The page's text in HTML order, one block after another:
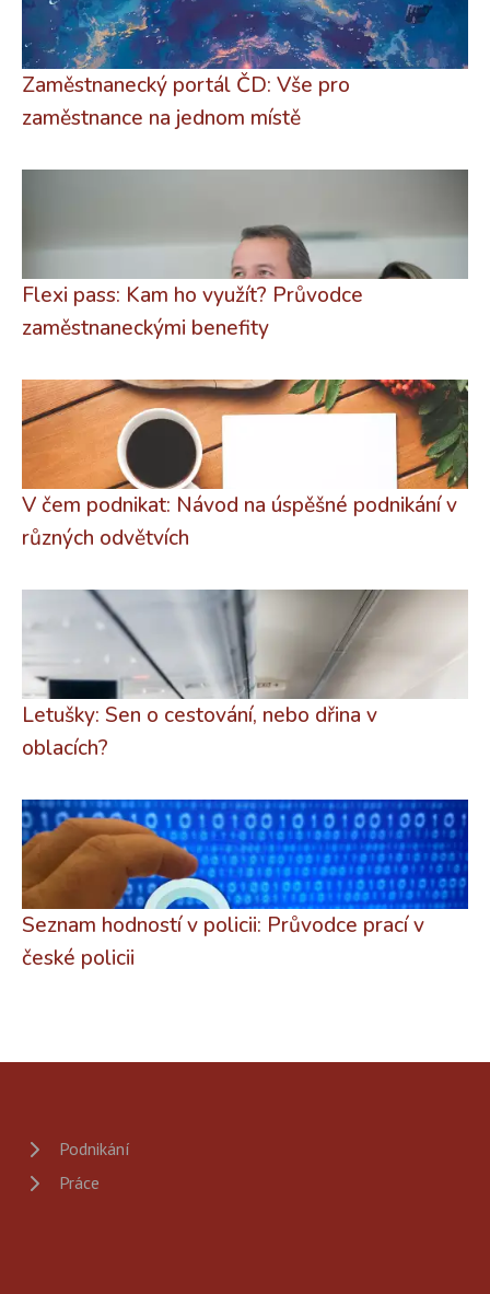
Zaměstnanecký portál ČD: Vše pro
zaměstnance na jednom místě
Flexi pass: Kam ho využít? Průvodce
zaměstnaneckými benefity
V čem podnikat: Návod na úspěšné podnikání v
různých odvětvích
Letušky: Sen o cestování, nebo dřina v
oblacích?
Seznam hodností v policii: Průvodce prací v
české policii
Podnikání
Práce